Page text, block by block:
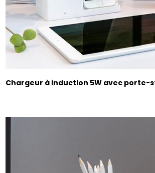
Chargeur à induction 5W avec porte-